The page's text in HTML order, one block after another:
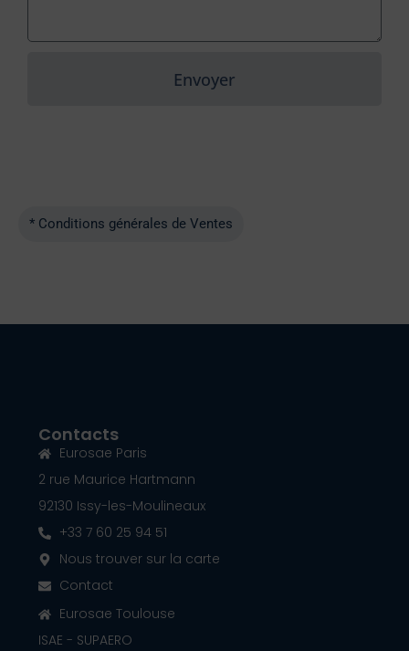
Envoyer
* Conditions générales de Ventes
Contacts
Eurosae Paris
2 rue Maurice Hartmann
92130 Issy-les-Moulineaux
+33 7 60 25 94 51
Nous trouver sur la carte
Contact
Eurosae Toulouse
ISAE - SUPAERO